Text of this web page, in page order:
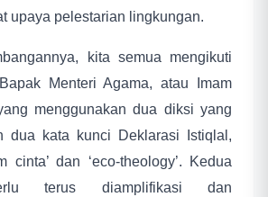
upaya pelestarian lingkungan.
kita semua mengikuti
Menteri Agama, atau Imam
menggunakan dua diksi yang
dua kata kunci Deklarasi Istiqlal,
cinta’ dan ‘eco-theology’. Kedua
terus diamplifikasi dan